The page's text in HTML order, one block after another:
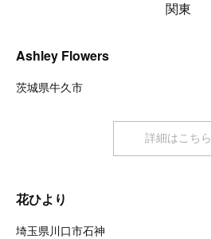
関東
Ashley Flowers
茨城県牛久市
詳細はこちら
花ひより
埼玉県川口市石神